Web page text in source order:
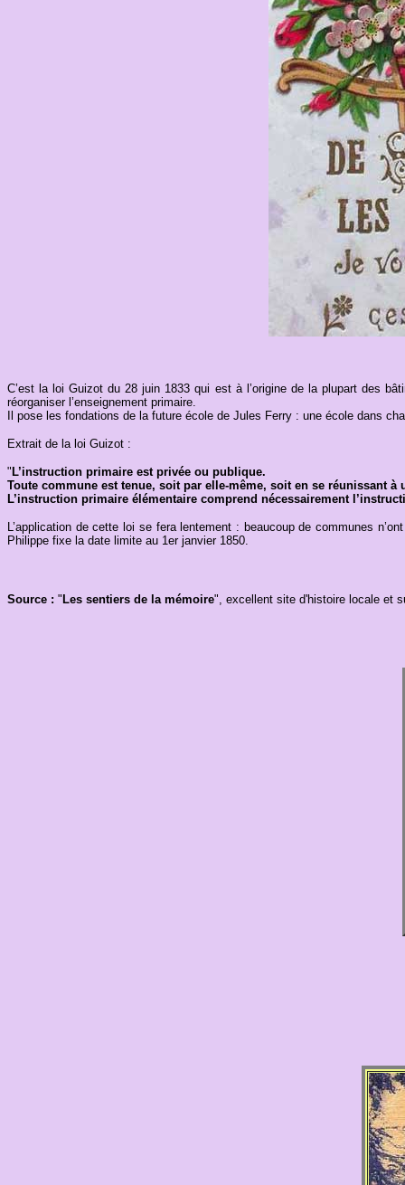
C’est la loi Guizot du 28 juin 1833 qui est à l’origine de la plupart des
réorganiser l’enseignement primaire.
Il pose les fondations de la future école de Jules Ferry : une école dans
Extrait de la loi Guizot :
" L’instruction primaire est privée ou publique.
Toute commune est tenue, soit par elle-même, soit en se réunissant
L’instruction primaire élémentaire comprend nécessairement
L’application de cette loi se fera lentement : beaucoup de communes
Philippe fixe la date limite au 1er janvier 1850.
Source : " Les sentiers de la mémoire", excellent site d'histoire locale et